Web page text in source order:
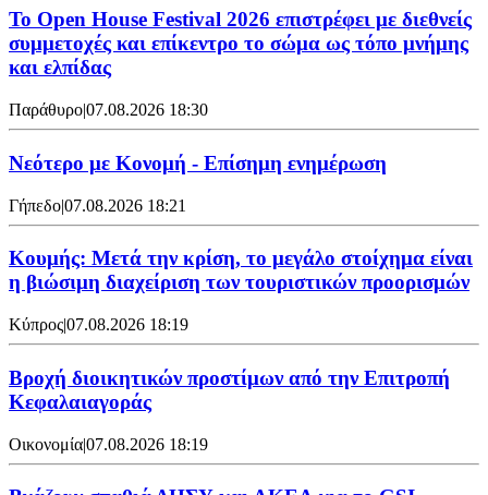
Το Open House Festival 2026 επιστρέφει με διεθνείς
συμμετοχές και επίκεντρο το σώμα ως τόπο μνήμης
και ελπίδας
Παράθυρο|07.08.2026 18:30
Νεότερο με Κονομή - Επίσημη ενημέρωση
Γήπεδο|07.08.2026 18:21
Κουμής: Μετά την κρίση, το μεγάλο στοίχημα είναι
η βιώσιμη διαχείριση των τουριστικών προορισμών
Κύπρος|07.08.2026 18:19
Βροχή διοικητικών προστίμων από την Επιτροπή
Κεφαλαιαγοράς
Οικονομία|07.08.2026 18:19